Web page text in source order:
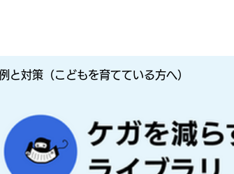
と対策（こどもを育てている方へ）